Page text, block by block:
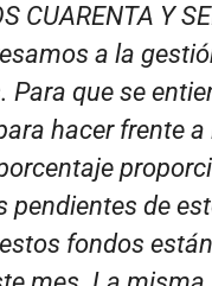
CUARENTA Y
a la
Para que se
hacer frente
pendientes de
fondos